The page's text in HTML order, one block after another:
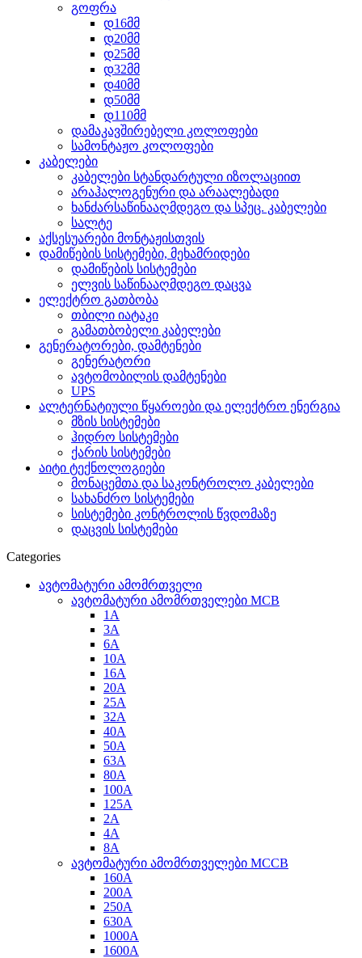
გოფრა
დ16მმ
დ20მმ
დ25მმ
დ32მმ
დ40მმ
დ50მმ
დ110მმ
დამაკავშირებელი კოლოფები
სამონტაჟო კოლოფები
კაბელები
კაბელები სტანდარტული იზოლაციით
არაჰალოგენური და არაალებადი
ხანძარსაწინააღმდეგო და სპეც. კაბელები
სალტე
აქსესუარები მონტაჟისთვის
დამიწების სისტემები, მეხამრიდები
დამიწების სისტემები
ელვის საწინააღმდეგო დაცვა
ელექტრო გათბობა
თბილი იატაკი
გამათბობელი კაბელები
გენერატორები, დამტენები
გენერატორი
ავტომობილის დამტენები
UPS
ალტერნატიული წყაროები და ელექტრო ენერგია
მზის სისტემები
ჰიდრო სისტემები
ქარის სისტემები
აიტი ტექნოლოგიები
მონაცემთა და საკონტროლო კაბელები
სახანძრო სისტემები
სისტემები კონტროლის წვდომაზე
დაცვის სისტემები
Categories
ავტომატური ამომრთველი
ავტომატური ამომრთველები MCB
1A
3A
6A
10A
16A
20A
25А
32A
40A
50A
63A
80A
100A
125A
2A
4A
8A
ავტომატური ამომრთველები MCCB
160A
200A
250A
630A
1000A
1600A